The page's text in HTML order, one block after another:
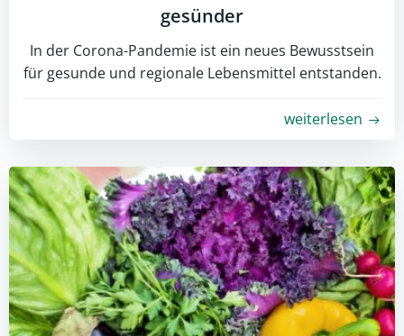
gesünder
In der Corona-Pandemie ist ein neues Bewusstsein
für gesunde und regionale Lebensmittel entstanden.
weiterlesen